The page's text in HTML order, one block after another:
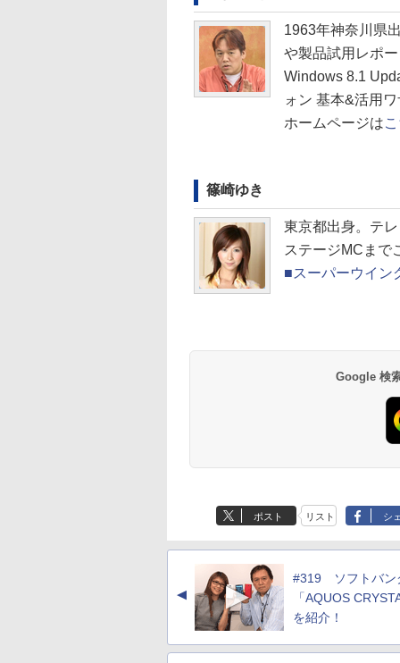
1963年神奈川県
や製品試用レポ
Windows 8.1
ォン 基本&活用
ホームページは
篠崎ゆき
東京都出身。テ
ステージMCまで
■スーパーウイン
Google 検
ポスト リスト シ
▲
#319 ソフトバン
「AQUOS
を紹介！